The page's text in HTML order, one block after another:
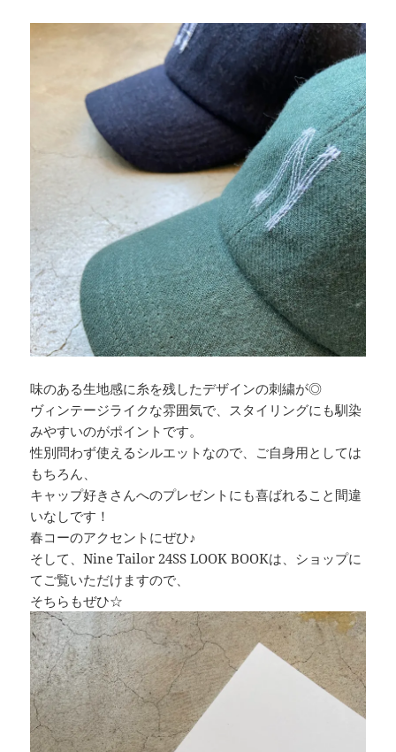
味のある生地感に糸を残したデザインの刺繍が◎
ヴィンテージライクな雰囲気で、スタイリングにも馴染
みやすいのがポイントです。
性別問わず使えるシルエットなので、ご自身用としては
もちろん、
キャップ好きさんへのプレゼントにも喜ばれること間違
いなしです！
春コーのアクセントにぜひ♪
そして、Nine Tailor 24SS LOOK BOOKは、ショップに
てご覧いただけますので、
そちらもぜひ☆